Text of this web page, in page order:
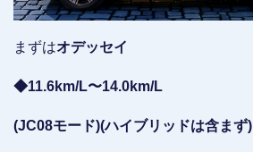
まずはオデッセイ
◆11.6km/L〜14.0km/L
(JC08モード)(ハイブリッドは含まず)